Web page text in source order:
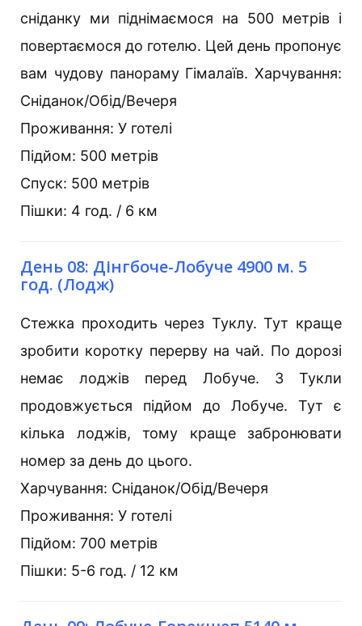
сніданку ми піднімаємося на 500 метрів і
повертаємося до готелю. Цей день пропонує
вам чудову панораму Гімалаїв. Харчування:
Сніданок/Обід/Вечеря
Проживання: У готелі
Підйом: 500 метрів
Спуск: 500 метрів
Пішки: 4 год. / 6 км
День 08: Дінгбоче-Лобуче 4900 м. 5
год. (Лодж)
Стежка проходить через Туклу. Тут краще
зробити коротку перерву на чай. По дорозі
немає лоджів перед Лобуче. З Тукли
продовжується підйом до Лобуче. Тут є
кілька лоджів, тому краще забронювати
номер за день до цього.
Харчування: Сніданок/Обід/Вечеря
Проживання: У готелі
Підйом: 700 метрів
Пішки: 5-6 год. / 12 км